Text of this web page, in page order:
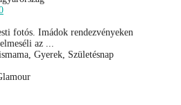
fotós. Imádok rendezvényeken
az ...
Gyerek, Születésnap